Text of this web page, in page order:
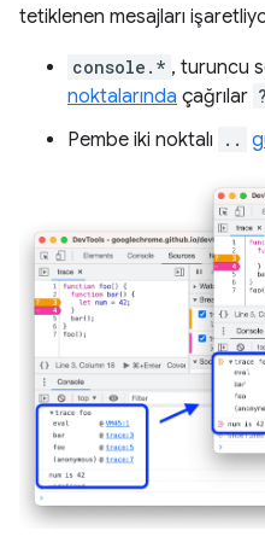
tetiklenen mesajları
console.* , turuncu
noktalarında çağrılar ?
Pembe iki noktalı ..